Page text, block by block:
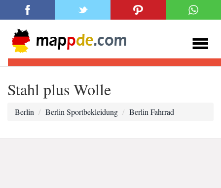
Stahl plus Wolle
Berlin Berlin Sportbekleidung Berlin Fahrrad